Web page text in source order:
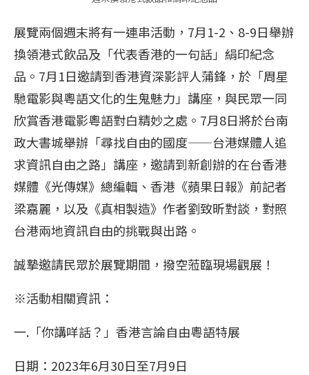
展覽兩個週末將有一連串活動，7月1-2、8-9日舉辦
換領港式飲品及「代表香港的一句話」絹印紀念
品。7月1日邀請到香港資深影評人蒲鋒，於「周星
馳電影與粵語文化的生鬼魅力」講座，與民眾一同
欣賞香港電影粵語對白精妙之處。7月8日將於台南
政大書城舉辦「尋找自由的國度——台港媒體人追
求資訊自由之路」講座，邀請到新創辦的在台香港
媒體《光傳媒》總編輯、香港《蘋果日報》前記者
梁嘉麗，以及《真相製造》作者劉致昕對談，對照
台港兩地資訊自由的挑戰與出路。
誠摯邀請民眾於展覽期間，撥空蒞臨現場觀展！
※活動相關資訊：
一.「你講咩話？」香港言論自由粵語特展
日期：2023年6月30日至7月9日